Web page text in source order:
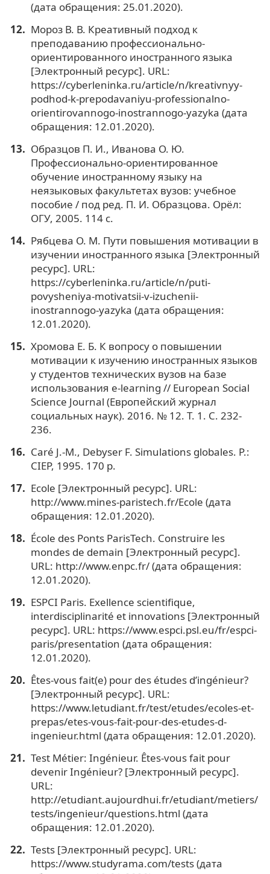
(дата обращения: 25.01.2020).
Мороз В. В. Креативный подход к
преподаванию профессионально-
ориентированного иностранного языка
[Электронный ресурс]. URL:
https://cyberleninka.ru/article/n/kreativnyy-
podhod-k-prepodavaniyu-professionalno-
orientirovannogo-inostrannogo-yazyka (дата
обращения: 12.01.2020).
Образцов П. И., Иванова О. Ю.
Профессионально-ориентированное
обучение иностранному языку на
неязыковых факультетах вузов: учебное
пособие / под ред. П. И. Образцова. Орёл:
ОГУ, 2005. 114 с.
Рябцева О. М. Пути повышения мотивации в
изучении иностранного языка [Электронный
ресурс]. URL:
https://cyberleninka.ru/article/n/puti-
povysheniya-motivatsii-v-izuchenii-
inostrannogo-yazyka (дата обращения:
12.01.2020).
Хромова Е. Б. К вопросу о повышении
мотивации к изучению иностранных языков
у студентов технических вузов на базе
использования e-learning // European Social
Science Journal (Европейский журнал
социальных наук). 2016. № 12. Т. 1. С. 232-
236.
Caré J.-M., Debyser F. Simulations globales. P.:
CIEP, 1995. 170 p.
Ecole [Электронный ресурс]. URL:
http://www.mines-paristech.fr/Ecole (дата
обращения: 12.01.2020).
École des Ponts ParisTech. Construire les
mondes de demain [Электронный ресурс].
URL: http://www.enpc.fr/ (дата обращения:
12.01.2020).
ESPCI Paris. Exellence scientifique,
interdisciplinarité et innovations [Электронный
ресурс]. URL: https://www.espci.psl.eu/fr/espci-
paris/presentation (дата обращения:
12.01.2020).
Êtes-vous fait(e) pour des études d’ingénieur?
[Электронный ресурс]. URL:
https://www.letudiant.fr/test/etudes/ecoles-et-
prepas/etes-vous-fait-pour-des-etudes-d-
ingenieur.html (дата обращения: 12.01.2020).
Test Métier: Ingénieur. Êtes-vous fait pour
devenir Ingénieur? [Электронный ресурс].
URL:
http://etudiant.aujourdhui.fr/etudiant/metiers/
tests/ingenieur/questions.html (дата
обращения: 12.01.2020).
Tests [Электронный ресурс]. URL:
https://www.studyrama.com/tests (дата